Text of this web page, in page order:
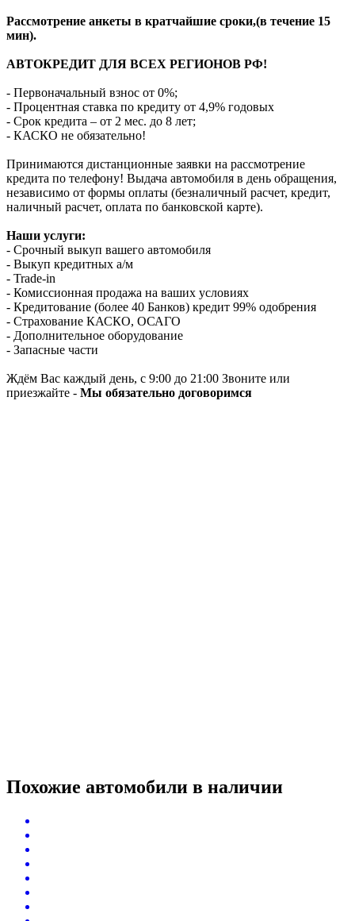
Рассмотрение анкеты в кратчайшие сроки,(в течение 15
мин).
АВТОКРЕДИТ ДЛЯ ВСЕХ РЕГИОНОВ РФ!
- Первоначальный взнос от 0%;
- Процентная ставка по кредиту от 4,9% годовых
- Срок кредита – от 2 мес. до 8 лет;
- КАСКО не обязательно!
Принимаются дистанционные заявки на рассмотрение
кредита по телефону! Выдача автомобиля в день обращения,
независимо от формы оплаты (безналичный расчет, кредит,
наличный расчет, оплата по банковской карте).
Наши услуги:
- Срочный выкуп вашего автомобиля
- Выкуп кредитных а/м
- Trade-in
- Комиссионная продажа на ваших условиях
- Кредитование (более 40 Банков) кредит 99% одобрения
- Страхование КАСКО, ОСАГО
- Дополнительное оборудование
- Запасные части
Ждём Вас каждый день, с 9:00 до 21:00 Звоните или
приезжайте - Мы обязательно договоримся
Похожие автомобили в наличии